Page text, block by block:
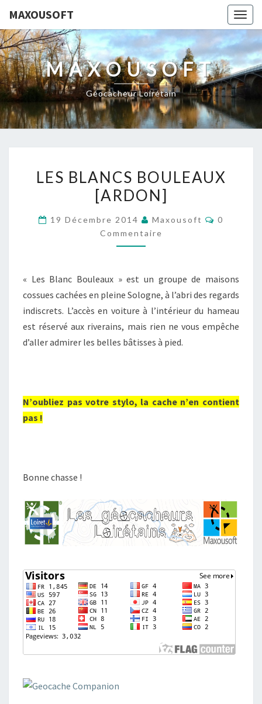
MAXOUSOFT
MAXOUSOFT
Géocacheur Loirétain
BLANCS
BOULEAUX
LES BLANCS BOULEAUX
[ARDON]
19 Décembre 2014 Maxousoft
0
Commentaire
« Les Blanc Bouleaux » est un groupe de maisons
cossues cachées en pleine Sologne, à l’abri des regards
indiscrets. L’accès en voiture à l’intérieur du hameau
est réservé aux riverains, mais rien ne vous empêche
d’aller admirer les belles bâtisses à pied.
N’oubliez pas votre stylo, la cache n’en contient
pas !
Bonne chasse !